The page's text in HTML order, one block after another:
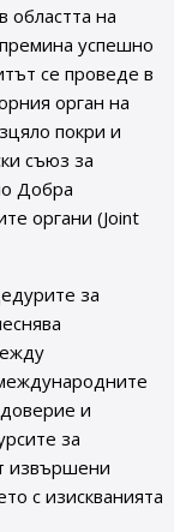
областта на
успешно
се проведе в
орган на
покри и
съюз за
Добра
органи (Joint
за
и
за
извършени
с изискванията